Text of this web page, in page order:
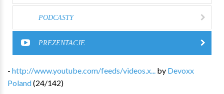
PODCASTY
PREZENTACJE
- http://www.youtube.com/feeds/videos.x... by Devoxx
Poland(24/142)